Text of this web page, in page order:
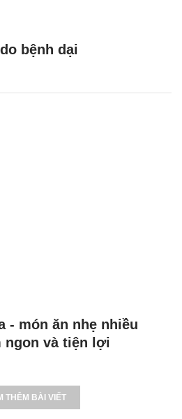
bệnh dại
- món ăn nhẹ nhiều
và tiện lợi
THÊM BÀI VIẾT